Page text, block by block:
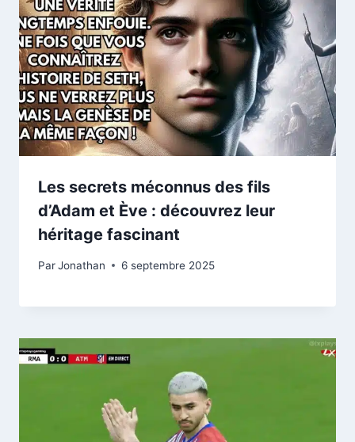
Les secrets méconnus des fils
d’Adam et Ève : découvrez leur
héritage fascinant
ParJonathan 6 septembre 2025